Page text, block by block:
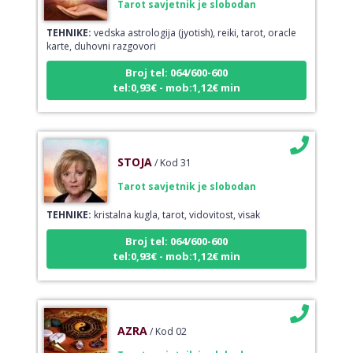
TEHNIKE:vedska astrologija (jyotish), reiki, tarot, oracle
karte, duhovni razgovori
Broj tel: 064/600-600
tel:0,93€ - mob:1,12€ min
TEHNIKE:kristalna kugla, tarot, vidovitost, visak
Broj tel: 064/600-600
tel:0,93€ - mob:1,12€ min